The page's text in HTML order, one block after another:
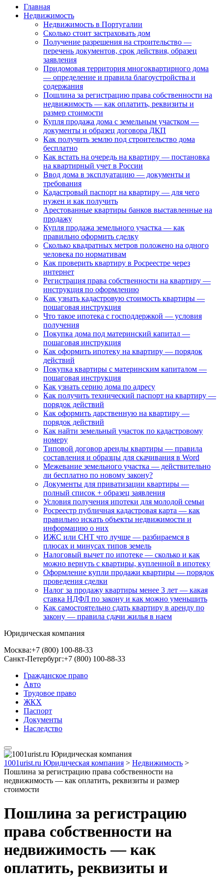
Главная
Недвижимость
Недвижимость в Португалии
Сколько стоит застраховать дом
Получение разрешения на строительство —
перечень документов, срок действия, образец
заявления
Придомовая территория многоквартирного дома
— определение и правила благоустройства и
содержания
Пошлина за регистрацию права собственности на
недвижимость — как оплатить, реквизиты и
размер стоимости
Купля продажа дома с земельным участком —
документы и образец договора ДКП
Как получить землю под строительство дома
бесплатно
Как встать на очередь на квартиру — постановка
на квартирный учет в России
Ввод дома в эксплуатацию — документы и
требования
Кадастровый паспорт на квартиру — для чего
нужен и как получить
Арестованные квартиры банков выставленные на
продажу
Купля продажа земельного участка — как
правильно оформить сделку
Сколько квадратных метров положено на одного
человека по нормативам
Как проверить квартиру в Росреестре через
интернет
Регистрация права собственности на квартиру —
инструкция по оформлению
Как узнать кадастровую стоимость квартиры —
пошаговая инструкция
Что такое ипотека с господдержкой — условия
получения
Покупка дома под материнский капитал —
пошаговая инструкция
Как оформить ипотеку на квартиру — порядок
действий
Покупка квартиры с материнским капиталом —
пошаговая инструкция
Как узнать серию дома по адресу
Как получить технический паспорт на квартиру —
порядок действий
Как оформить дарственную на квартиру —
порядок действий
Как найти земельный участок по кадастровому
номеру
Типовой договор аренды квартиры — правила
составления и образцы для скачивания в Word
Межевание земельного участка — действительно
ли бесплатно по новому закону?
Документы для приватизации квартиры —
полный список + образец заявления
Условия получения ипотеки для молодой семьи
Росреестр публичная кадастровая карта — как
правильно искать объекты недвижимости и
информацию о них
ИЖС или СНТ что лучше — разбираемся в
плюсах и минусах типов земель
Налоговый вычет по ипотеке — сколько и как
можно вернуть с квартиры, купленной в ипотеку
Оформление купли продажи квартиры — порядок
проведения сделки
Налог за продажу квартиры менее 3 лет — какая
ставка НДФЛ по закону и как можно уменьшить
Как самостоятельно сдать квартиру в аренду по
закону — правила сдачи жилья в наем
Юридическая компания
Москва:+7 (800) 100-88-33
Санкт-Петербург:+7 (800) 100-88-33
Гражданское право
Авто
Трудовое право
ЖКХ
Паспорт
Документы
Наследство
1001urist.ru Юридическая компания > Недвижимость >
Пошлина за регистрацию права собственности на
недвижимость — как оплатить, реквизиты и размер
стоимости
Пошлина за регистрацию
права собственности на
недвижимость — как
оплатить, реквизиты и